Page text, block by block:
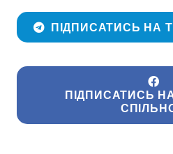
ПІДПИСАТИСЬ НА
ПІДПИСАТИСЬ НА